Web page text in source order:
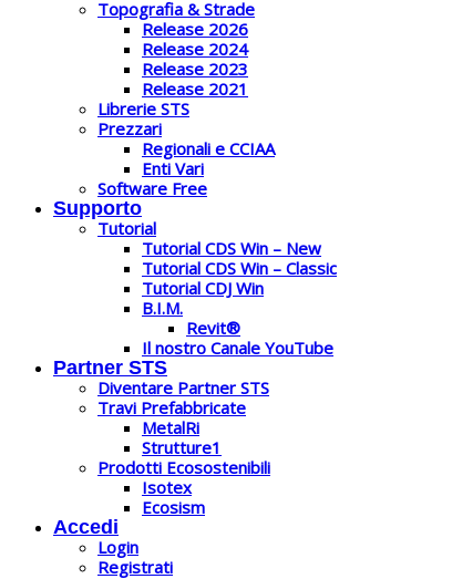
Topografia & Strade
Release 2026
Release 2024
Release 2023
Release 2021
Librerie STS
Prezzari
Regionali e CCIAA
Enti Vari
Software Free
Supporto
Tutorial
Tutorial CDS Win – New
Tutorial CDS Win – Classic
Tutorial CDJ Win
B.I.M.
Revit®
Il nostro Canale YouTube
Partner STS
Diventare Partner STS
Travi Prefabbricate
MetalRi
Strutture1
Prodotti Ecosostenibili
Isotex
Ecosism
Accedi
Login
Registrati